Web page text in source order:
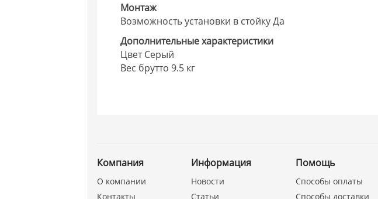
Монтаж
Возможность установки в стойку Да
Дополнительные характеристики
Цвет Серый
Вес брутто 9.5 кг
Компания
О компании
Контакты
Информация
Новости
Статьи
Помощь
Способы оплаты
Способы доставки